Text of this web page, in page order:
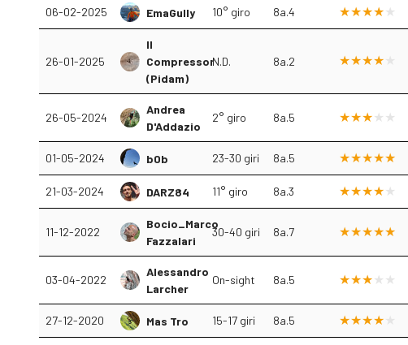
06-02-2025 EmaGully 10° giro 8a.4
26-01-2025
Il
Compressor
(Pidam)
N.D. 8a.2
26-05-2024
Andrea
D'Addazio
2° giro 8a.5
01-05-2024 b0b 23-30 giri 8a.5
21-03-2024 DARZ84 11° giro 8a.3
11-12-2022
Bocio_Marco
Fazzalari
30-40 giri 8a.7
03-04-2022
Alessandro
Larcher
On-sight 8a.5
27-12-2020 Mas Tro 15-17 giri 8a.5